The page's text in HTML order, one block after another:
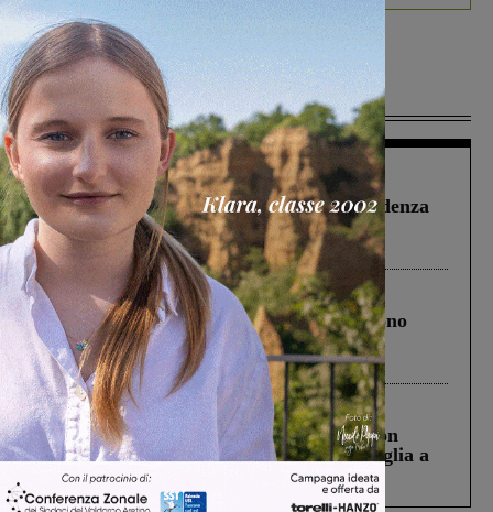
Più lette
Figline Incisa Valdarno 1 Agosto 2026
Piscina di Figline finanziata oltre la scadenza
Pnrr, il gruppo di Fratelli d’Italia: “Un
ringraziamento al Governo”
Cronaca 4 Agosto 2026
Un anno fa la strage in A1 in cui morirono
Gianni, Giulia e Franco. Lo schianto, il
processo, lo stop ai sorpassi fra tir....
Cronaca 3 Agosto 2026
Scomparso da una struttura di Castiglion
Fiorentino l’uomo che aveva ucciso la figlia a
Levane nel 2020